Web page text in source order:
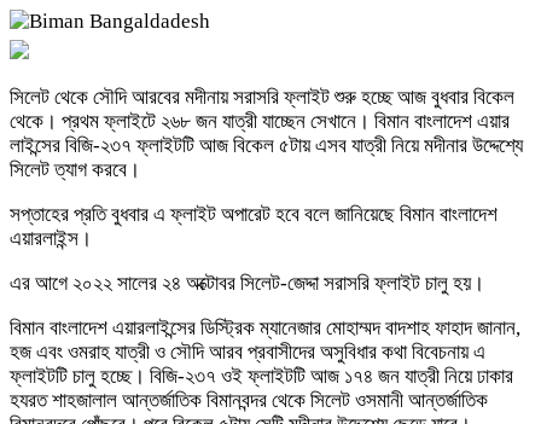
সিলেট থেকে সৌদি আরবের মদীনায় সরাসরি ফ্লাইট শুরু হচ্ছে আজ বুধবার বিকেল
থেকে। প্রথম ফ্লাইটে ২৬৮ জন যাত্রী যাচ্ছেন সেখানে। বিমান বাংলাদেশ এয়ার
লাইন্সের বিজি-২৩৭ ফ্লাইটটি আজ বিকেল ৫টায় এসব যাত্রী নিয়ে মদীনার উদ্দেশ্যে
সিলেট ত্যাগ করবে।
সপ্তাহের প্রতি বুধবার এ ফ্লাইট অপারেট হবে বলে জানিয়েছে বিমান বাংলাদেশ
এয়ারলাইন্স।
এর আগে ২০২২ সালের ২৪ অক্টোবর সিলেট-জেদ্দা সরাসরি ফ্লাইট চালু হয়।
বিমান বাংলাদেশ এয়ারলাইন্সের ডিস্ট্রিক ম্যানেজার মোহাম্মদ বাদশাহ ফাহাদ জানান,
হজ এবং ওমরাহ যাত্রী ও সৌদি আরব প্রবাসীদের অসুবিধার কথা বিবেচনায় এ
ফ্লাইটটি চালু হচ্ছে। বিজি-২৩৭ ওই ফ্লাইটটি আজ ১৭৪ জন যাত্রী নিয়ে ঢাকার
হযরত শাহজালাল আন্তর্জাতিক বিমানবন্দর থেকে সিলেট ওসমানী আন্তর্জাতিক